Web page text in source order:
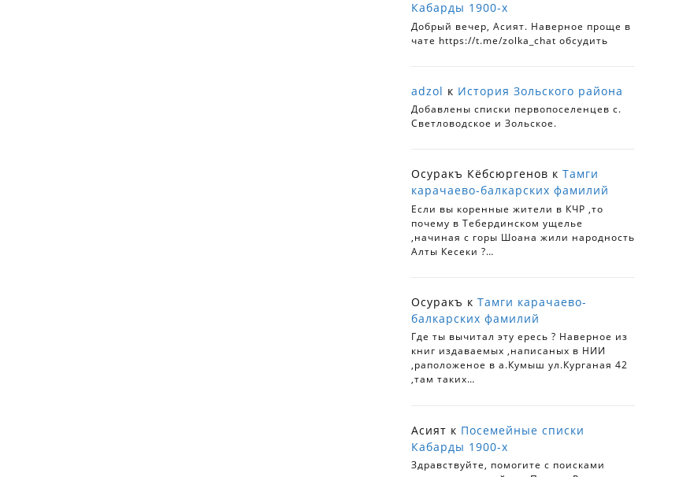
Кабарды 1900-х
Добрый вечер, Асият. Наверное проще в
чате https://t.me/zolka_chat обсудить
adzol к История Зольского района
Добавлены списки первопоселенцев с.
Светловодское и Зольское.
Осуракъ Кёбсюргенов к Тамги
карачаево-балкарских фамилий
Если вы коренные жители в КЧР ,то
почему в Тебердинском ущелье
,начиная с горы Шоана жили народность
Алты Кесеки ?…
Осуракъ к Тамги карачаево-
балкарских фамилий
Где ты вычитал эту ересь ? Наверное из
книг издаваемых ,написаных в НИИ
,раположеное в а.Кумыш ул.Курганая 42
,там таких…
Асият к Посемейные списки
Кабарды 1900-х
Здравствуйте, помогите с поисками